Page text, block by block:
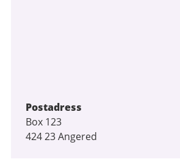
Postadress
Box 123
424 23 Angered